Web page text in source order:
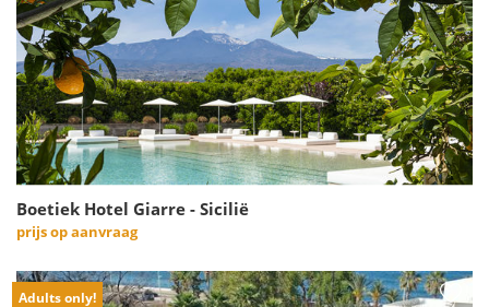
Boetiek Hotel Giarre - Sicilië
prijs op aanvraag
Adults only!